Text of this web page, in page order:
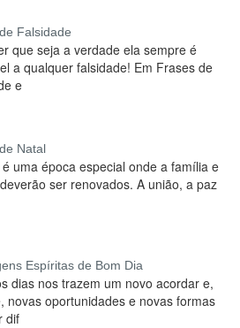
Falsidade
que seja a verdade ela sempre é
a qualquer falsidade! Em Frases de
e
Natal
uma época especial onde a família e
ser renovados. A união, a paz
Espíritas de Bom Dia
dias nos trazem um novo acordar e,
novas oportunidades e novas formas
dif